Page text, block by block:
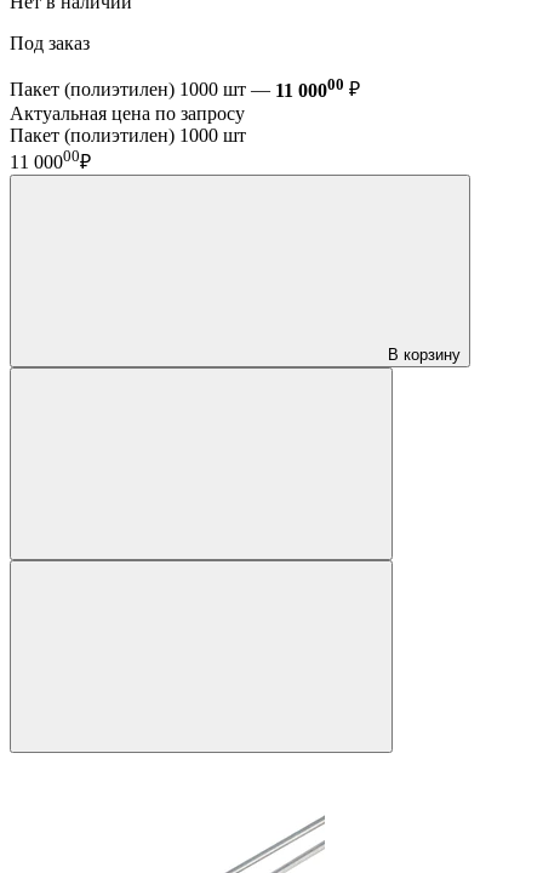
Под заказ
Пакет (полиэтилен) 1000 шт — 11 00000 ₽
Актуальная цена по запросу
Пакет (полиэтилен) 1000 шт
11 00000₽
В корзину